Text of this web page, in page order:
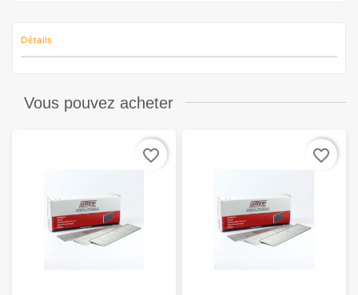
Détails
Vous pouvez acheter
favorite_border favorite_border